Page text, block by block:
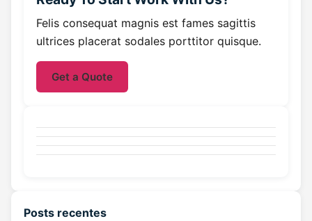
Felis consequat magnis est fames sagittis
ultrices placerat sodales porttitor quisque.
Get a Quote
Posts recentes